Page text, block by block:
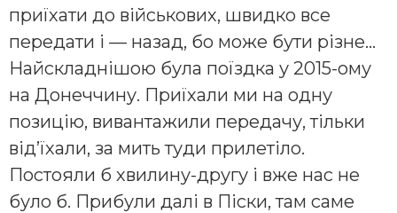
приїхати до військових, швидко все
передати і — назад, бо може бути різне…
Найскладнішою була поїздка у 2015-ому
на Донеччину. Приїхали ми на одну
позицію, вивантажили передачу, тільки
від’їхали, за мить туди прилетіло.
Постояли б хвилину-другу і вже нас не
було б. Прибули далі в Піски, там саме